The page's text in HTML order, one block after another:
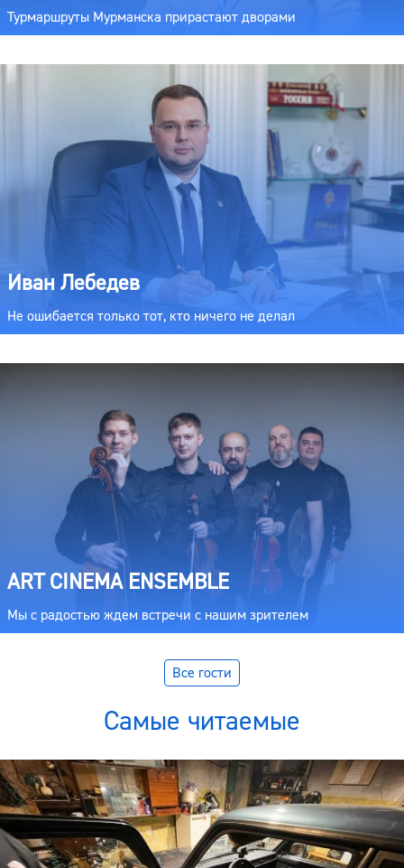
Турмаршруты Мурманска прирастают дворами
Иван Лебедев
Не ошибается только тот, кто ничего не делал
ART CINEMA ENSEMBLE
Мы с радостью ждем встречи с нашим зрителем
Все гости
Самые читаемые